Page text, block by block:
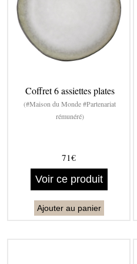
Coffret 6 assiettes plates
(#Maison du Monde #Partenariat
rémunéré)
71€
Voir ce produit
Ajouter au panier